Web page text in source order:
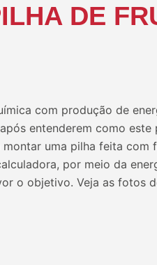
DE
com produção de
entenderem como
uma pilha feita com
por meio da
o objetivo. Veja as fotos